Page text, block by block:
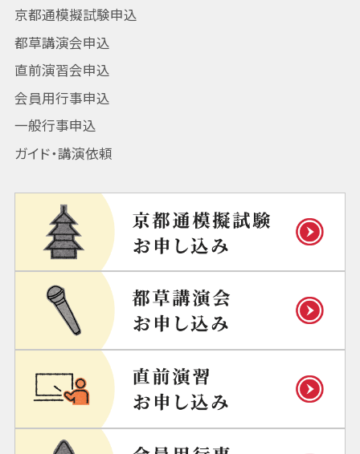
京都通模擬試験申込
都草講演会申込
直前演習会申込
会員用行事申込
一般行事申込
ガイド・講演依頼